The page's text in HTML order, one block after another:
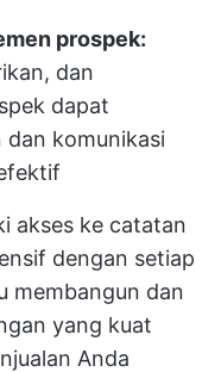
prospek:
dan
dapat
dan komunikasi
akses ke catatan
dengan setiap
membangun dan
yang kuat
Anda